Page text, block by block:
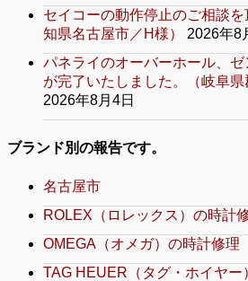
セイコーの動作停止のご相談
知県名古屋市／H様）
2026年8
パネライのオーバーホール、
が完了いたしました。（岐阜県
2026年8月4日
ブランド別の報告です。
名古屋市
ROLEX（ロレックス）の時計
OMEGA（オメガ）の時計修理
TAG HEUER（タグ・ホイヤー